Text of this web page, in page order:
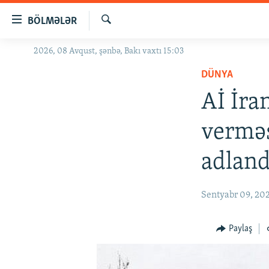
BÖLMƏLƏR
GÜNDƏM
Axtar
2026, 08 Avqust, şənbə, Bakı vaxtı 15:03
DÜNYA
Aİ
Sentyabr 09,
Paylaş